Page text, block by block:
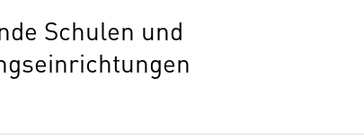
Schulen und